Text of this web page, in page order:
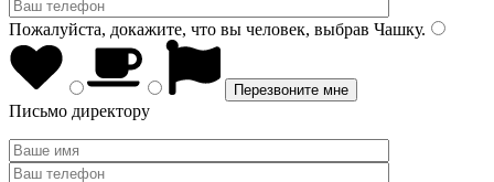
Пожалуйста, докажите, что вы человек, выбрав Чашку.
Письмо директору